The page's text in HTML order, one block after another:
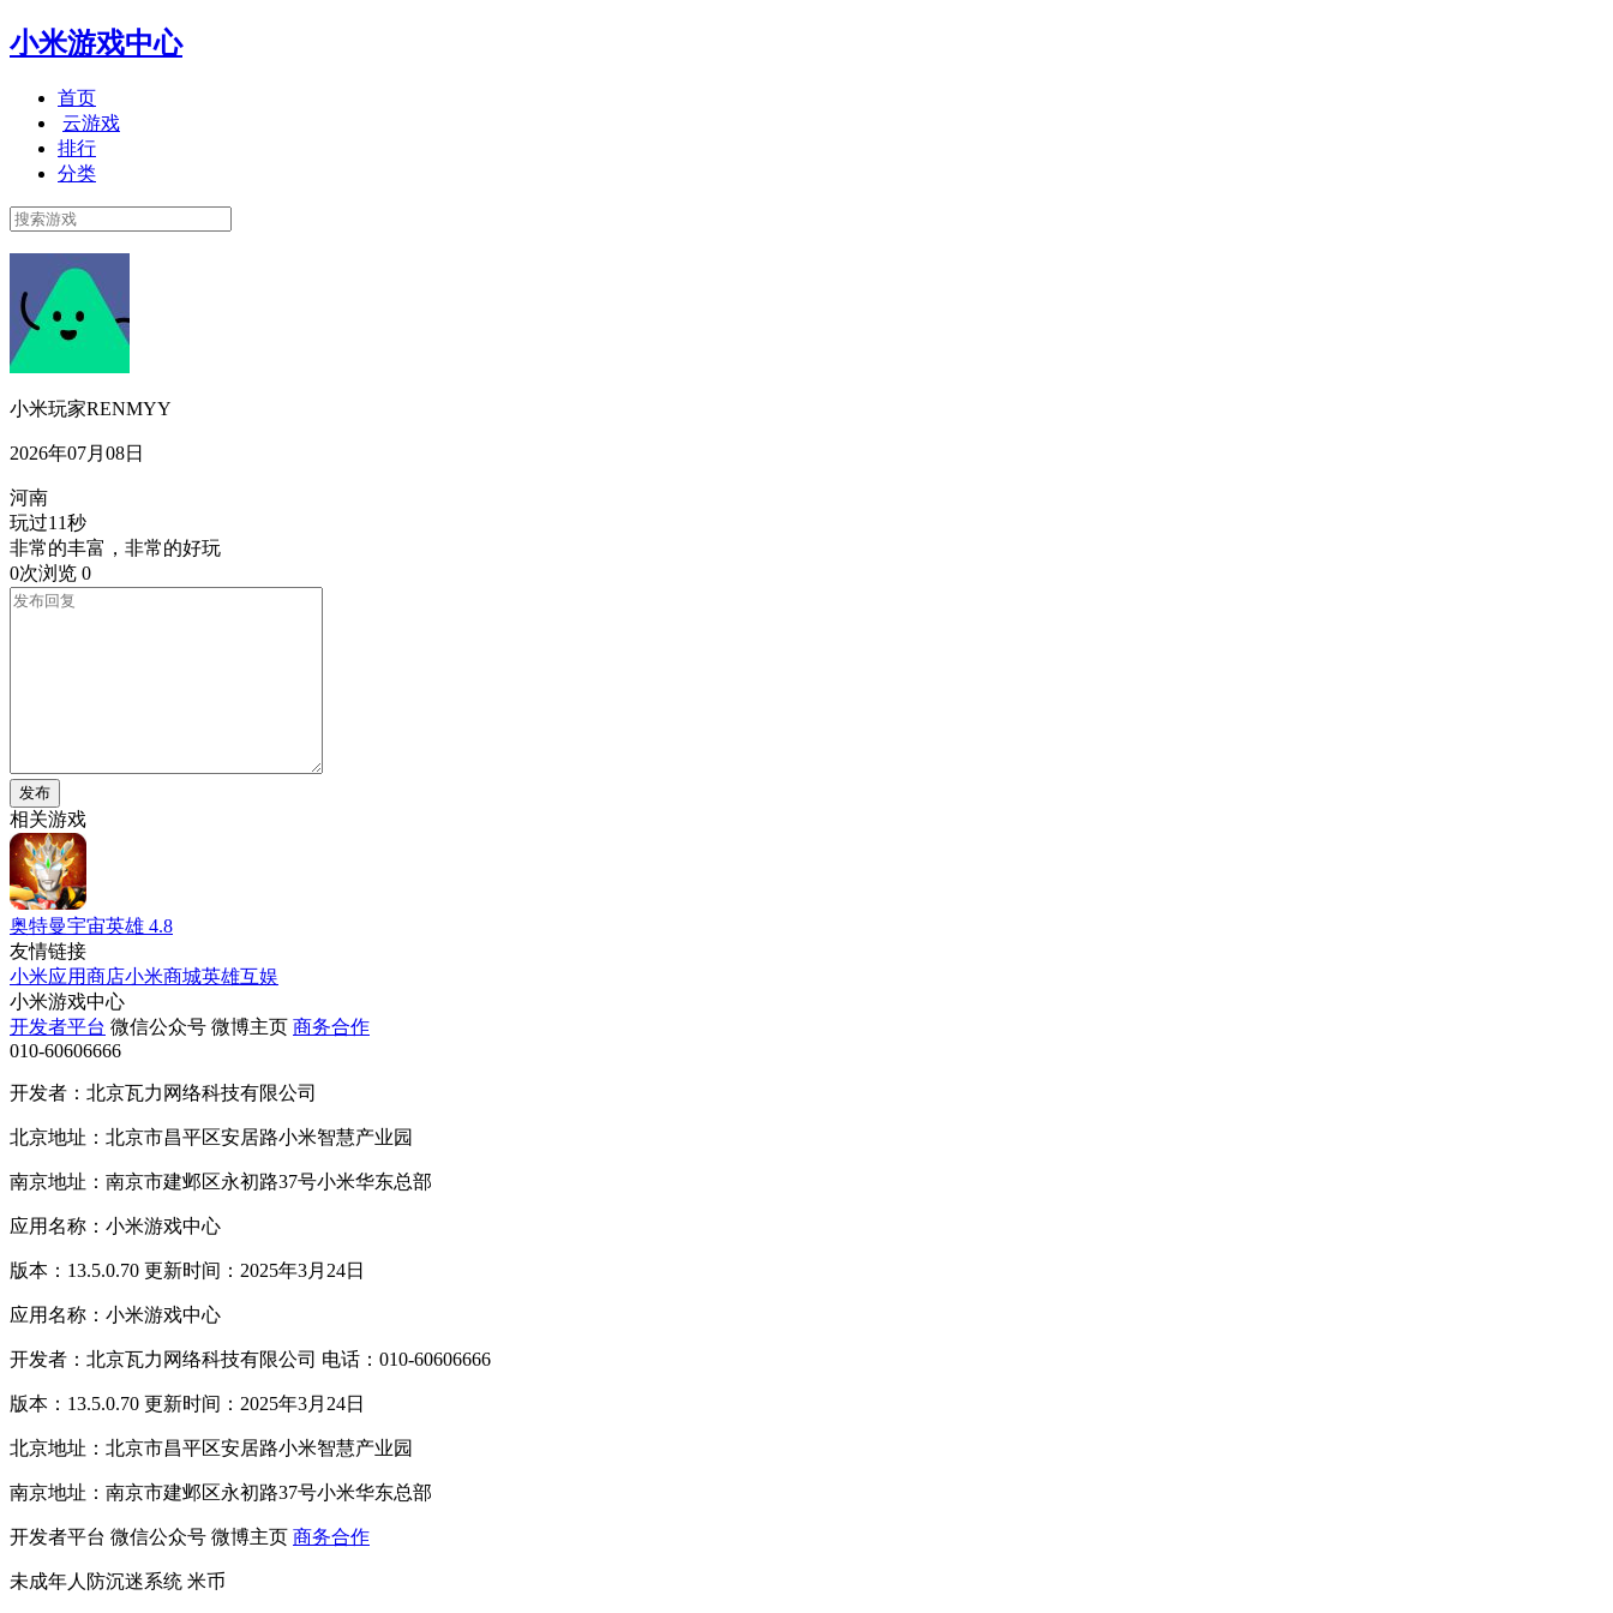
小米游戏中心
首页
云游戏
排行
分类
小米玩家RENMYY
2026年07月08日
河南
玩过11秒
非常的丰富，非常的好玩
0次浏览 0
发布
相关游戏
奥特曼宇宙英雄 4.8
友情链接
小米应用商店小米商城英雄互娱
小米游戏中心
开发者平台 微信公众号 微博主页 商务合作
010-60606666
开发者：北京瓦力网络科技有限公司
北京地址：北京市昌平区安居路小米智慧产业园
南京地址：南京市建邺区永初路37号小米华东总部
应用名称：小米游戏中心
版本：13.5.0.70 更新时间：2025年3月24日
应用名称：小米游戏中心
开发者：北京瓦力网络科技有限公司 电话：010-60606666
版本：13.5.0.70 更新时间：2025年3月24日
北京地址：北京市昌平区安居路小米智慧产业园
南京地址：南京市建邺区永初路37号小米华东总部
开发者平台 微信公众号 微博主页 商务合作
未成年人防沉迷系统 米币